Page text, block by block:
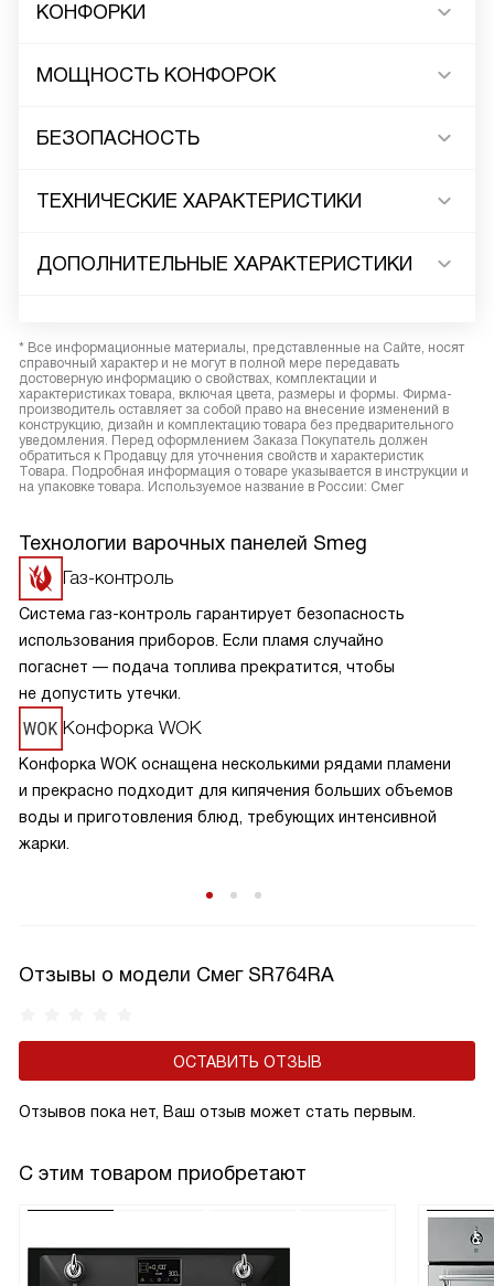
КОНФОРКИ
МОЩНОСТЬ КОНФОРОК
БЕЗОПАСНОСТЬ
ТЕХНИЧЕСКИЕ ХАРАКТЕРИСТИКИ
ДОПОЛНИТЕЛЬНЫЕ ХАРАКТЕРИСТИКИ
* Все информационные материалы, представленные на Сайте, носят
справочный характер и не могут в полной мере передавать
достоверную информацию о свойствах, комплектации и
характеристиках товара, включая цвета, размеры и формы. Фирма-
производитель оставляет за собой право на внесение изменений в
конструкцию, дизайн и комплектацию товара без предварительного
уведомления. Перед оформлением Заказа Покупатель должен
обратиться к Продавцу для уточнения свойств и характеристик
Товара. Подробная информация о товаре указывается в инструкции и
на упаковке товара. Используемое название в России: Смег
Технологии варочных панелей Smeg
Газ-контроль
Система газ-контроль гарантирует безопасность
использования приборов. Если пламя случайно
погаснет — подача топлива прекратится, чтобы
не допустить утечки.
Конфорка WOK
Конфорка WOK оснащена несколькими рядами пламени
и прекрасно подходит для кипячения больших объемов
воды и приготовления блюд, требующих интенсивной
жарки.
Отзывы о модели Смег SR764RA
ОСТАВИТЬ ОТЗЫВ
Отзывов пока нет, Ваш отзыв может стать первым.
С этим товаром приобретают